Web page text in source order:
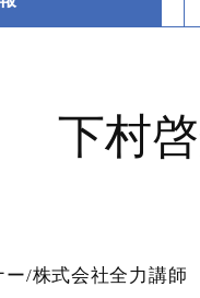
下村
/株式会社全力講師